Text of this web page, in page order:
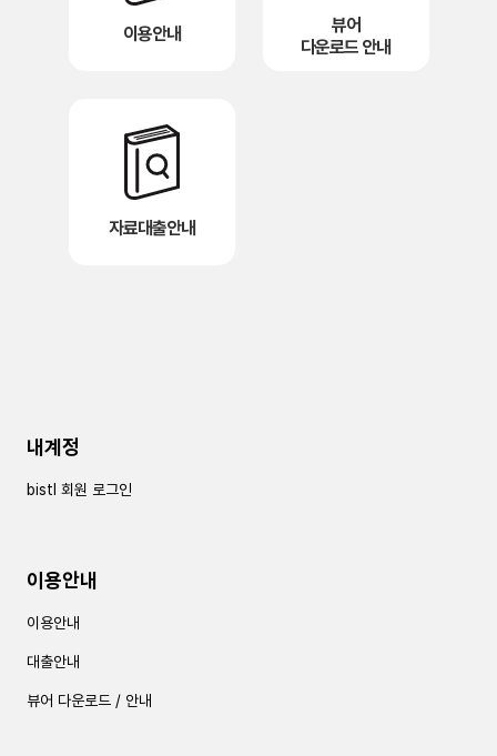
이용안내
뷰어
다운로드 안내
자료대출안내
내계정
bistl 회원 로그인
이용안내
이용안내
대출안내
뷰어 다운로드 / 안내